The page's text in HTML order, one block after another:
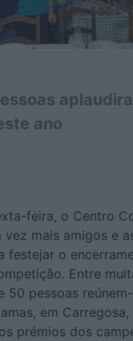
ano
feira, o Centro
vez mais amigos e
festejar o
Entre
50 pessoas
em
prémios dos